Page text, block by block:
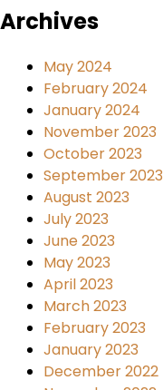
Archives
May 2024
February 2024
January 2024
November 2023
October 2023
September 2023
August 2023
July 2023
June 2023
May 2023
April 2023
March 2023
February 2023
January 2023
December 2022